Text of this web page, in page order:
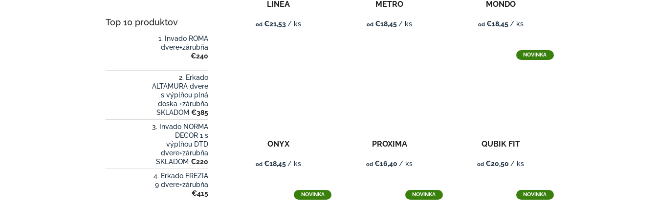
Top 10 produktov
Invado ROMA
dvere+zárubňa
€240
Erkado
ALTAMURA dvere
s výplňou plná
doska +zárubňa
SKLADOM €385
Invado NORMA
DECOR 1 s
výplňou DTD
dvere+zárubňa
SKLADOM €220
Erkado FREZIA
9 dvere+zárubňa
€415
LINEA
od €21,53 / ks
METRO
od €18,45 / ks
MONDO
od€18,45 / ks
ONYX
od €18,45 / ks
PROXIMA
od €16,40 / ks
NOVINKA
QUBIK FIT
od €20,50 / ks
NOVINKA NOVINKA NOVINKA